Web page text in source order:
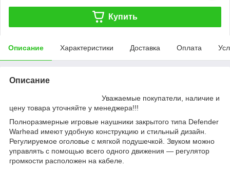
Купить
Описание Характеристики Доставка Оплата
Описание
Уважаемые покупатели, наличие и
цену товара уточняйте у менеджера!!!
Полноразмерные игровые наушники закрытого типа Defender
Warhead имеют удобную конструкцию и стильный дизайн.
Регулируемое оголовье с мягкой подушечкой. Звуком можно
управлять с помощью всего одного движения — регулятор
громкости расположен на кабеле.